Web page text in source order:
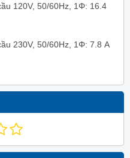
120V, 50/60Hz, 1Φ: 16.4
230V, 50/60Hz, 1Φ: 7.8 A